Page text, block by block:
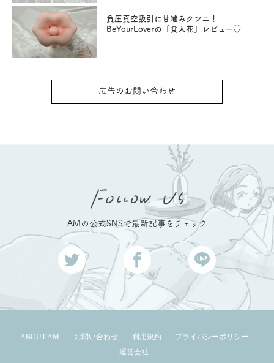
負圧真空吸引に甘噛みクンニ！
BeYourLoverの「食人花」レビュー♡
広告のお問い合わせ
AMの公式SNSで最新記事をチェック
ABOUT AM お問い合わせ 利用規約
プライバシーポリシー
運営会社